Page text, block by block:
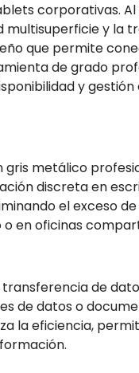
corporativas.
multisuperficie y la
que permite
de grado
y
gris metálico
discreta en
el exceso
en oficinas
de
de datos o
la eficiencia,